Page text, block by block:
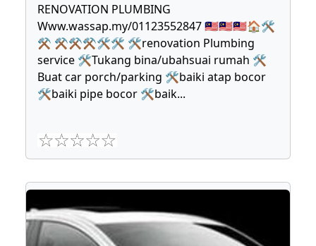
RENOVATION PLUMBING
Www.wassap.my/01123552847 🇲🇾🇲🇾🇲🇾🏠🛠
⚒ ⚒⚒⚒🛠🛠 🛠renovation Plumbing
service 🛠Tukang bina/ubahsuai rumah 🛠
Buat car porch/parking 🛠baiki atap bocor
🛠baiki pipe bocor 🛠baik...